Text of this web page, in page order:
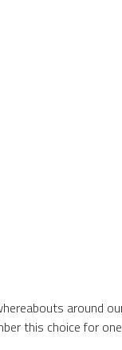
around
this choice for